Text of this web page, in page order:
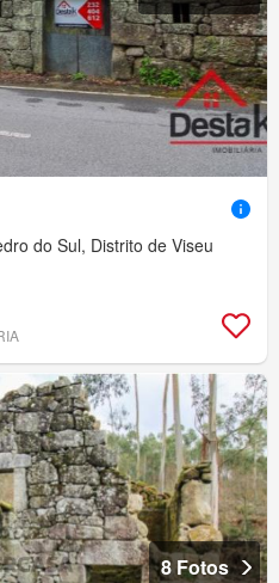
do Sul, Distrito de Viseu
8 Fotos